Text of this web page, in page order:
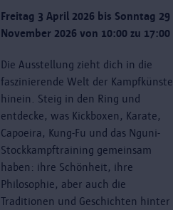
Freitag 3 April 2026 bis Sonntag 29
November 2026 von 10:00 zu 17:00
Die Ausstellung zieht dich in die
faszinierende Welt der Kampfkünste
hinein. Steig in den Ring und
entdecke, was Kickboxen, Karate,
Capoeira, Kung-Fu und das Nguni-
Stockkampftraining gemeinsam
haben: ihre Schönheit, ihre
Philosophie, aber auch die
Traditionen und Geschichten hinter